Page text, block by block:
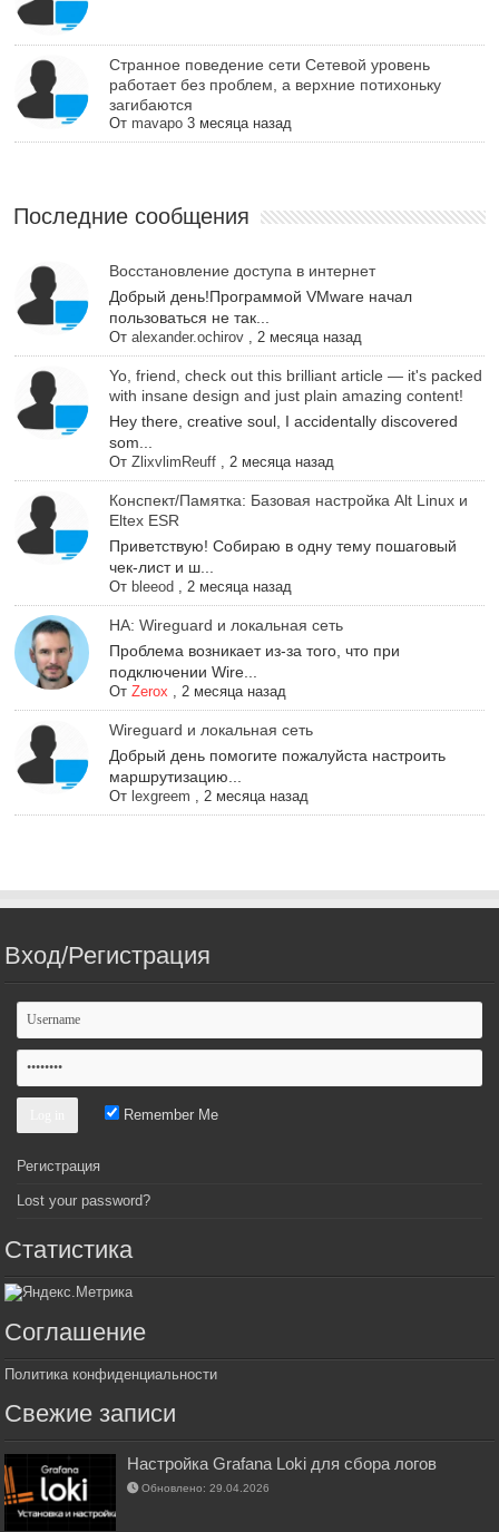
Cтранное поведение сети Сетевой уровень
работает без проблем, а верхние потихоньку
загибаются
От mavapo 3 месяца назад
Последние сообщения
Восстановление доступа в интернет
Добрый день!Программой VMware начал
пользоваться не так...
От alexander.ochirov, 2 месяца назад
Yo, friend, check out this brilliant article — it's packed
with insane design and just plain amazing content!
Hey there, creative soul, I accidentally discovered
som...
От ZlixvlimReuff, 2 месяца назад
Конспект/Памятка: Базовая настройка Alt Linux и
Eltex ESR
Приветствую! Собираю в одну тему пошаговый
чек-лист и ш...
От bleeod 2 месяца назад
НА: Wireguard и локальная сеть
Проблема возникает из-за того, что при
подключении Wire...
От Zerox 2 месяца назад
Wireguard и локальная сеть
Добрый день помогите пожалуйста настроить
маршрутизацию...
От lexgreem 2 месяца назад
Вход/Регистрация
Remember Me
Регистрация
Lost your password?
Статистика
Соглашение
Политика конфиденциальности
Свежие записи
Настройка Grafana Loki для сбора логов
Обновлено: 29.04.2026